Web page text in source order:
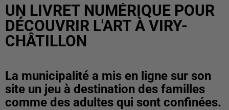
UN LIVRET NUMÉRIQUE POUR
DÉCOUVRIR L'ART À VIRY-
CHÂTILLON
La municipalité a mis en ligne sur son
site un jeu à destination des familles
comme des adultes qui sont confinées.